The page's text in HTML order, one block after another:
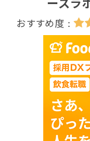
ーズラ